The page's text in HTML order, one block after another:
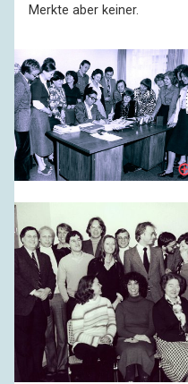
Merkte aber keiner.